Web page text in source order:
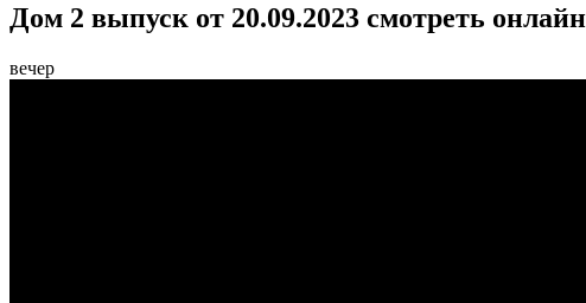
Дом 2 выпуск от 20.09.2023 смотреть онлайн
вечер